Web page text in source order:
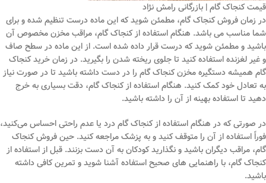
قیمت کنجاک گام | بازرگانی رامش نژاد
در زمان فروش کنجاک گام، مطمئن شوید که این ماده درست تنظیم شده و برای
شما مناسب می باشد. هنگام استفاده از کنجاک گام، مراقب مخزن مخصوص آن
باشید و مطمئن شوید که درست قرار داده شده است. از این ماده در سطح صاف
و غیر لغزنده استفاده کنید تا جلوی ریخته شدن را بگیرید. در زمان خرید کنجاک
گام همیشه دستگیره مخزن کنجاک گام را در دست داشته باشید تا در صورت نیاز
به تعادل خود کمک کنید. هنگام استفاده از کنجاک گام، دقت بسیاری به خرج
دهید تا استفاده بهینه از آن را داشته باشید.
در صورتی که در هنگام استفاده از کنجاک گام درد یا عدم راحتی احساس می‌کنید،
فوراً استفاده از آن را متوقف کنید و به پزشک مراجعه کنید. حین فروش کنجاک
گام، مراقب دیگران باشید و نگذارید کودکان به آن دست بزنند. قبل از استفاده از
کنجاک گام، با راهنمایی‌ های صحیح استفاده آشنا شوید و تمرین کافی داشته
باشید.